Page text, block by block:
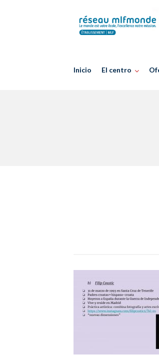
Inicio El centro